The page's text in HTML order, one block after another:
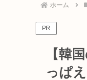
ホーム
PR
【韓
っぱ